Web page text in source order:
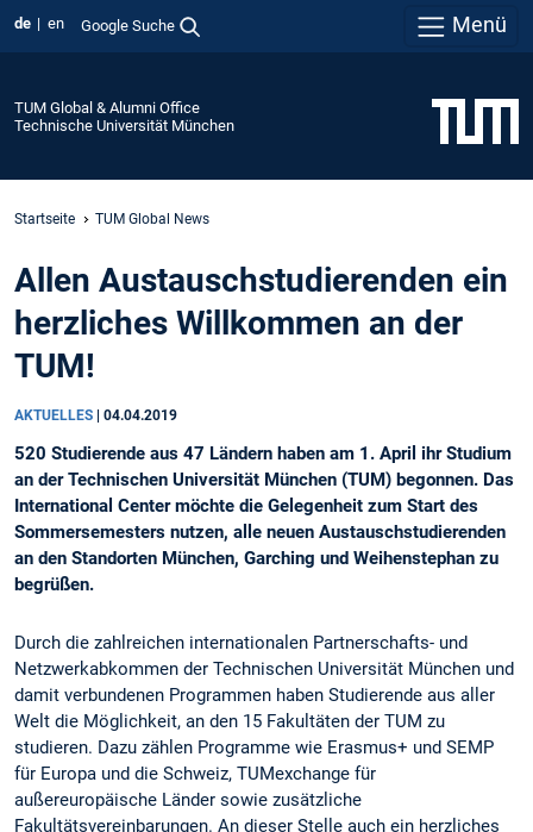
de en Google Suche Menü
TUM Global & Alumni Office
Technische Universität München
Startseite TUM Global News
Allen Austauschstudierenden ein
herzliches Willkommen an der
TUM!
AKTUELLES 04.04.2019
520 Studierende aus 47 Ländern haben am 1. April ihr Studium
an der Technischen Universität München (TUM) begonnen. Das
International Center möchte die Gelegenheit zum Start des
Sommersemesters nutzen, alle neuen Austauschstudierenden
an den Standorten München, Garching und Weihenstephan zu
begrüßen.
Durch die zahlreichen internationalen Partnerschafts- und
Netzwerkabkommen der Technischen Universität München und
damit verbundenen Programmen haben Studierende aus aller
Welt die Möglichkeit, an den 15 Fakultäten der TUM zu
studieren. Dazu zählen Programme wie Erasmus+ und SEMP
für Europa und die Schweiz, TUMexchange für
außereuropäische Länder sowie zusätzliche
Fakultätsvereinbarungen. An dieser Stelle auch ein herzliches